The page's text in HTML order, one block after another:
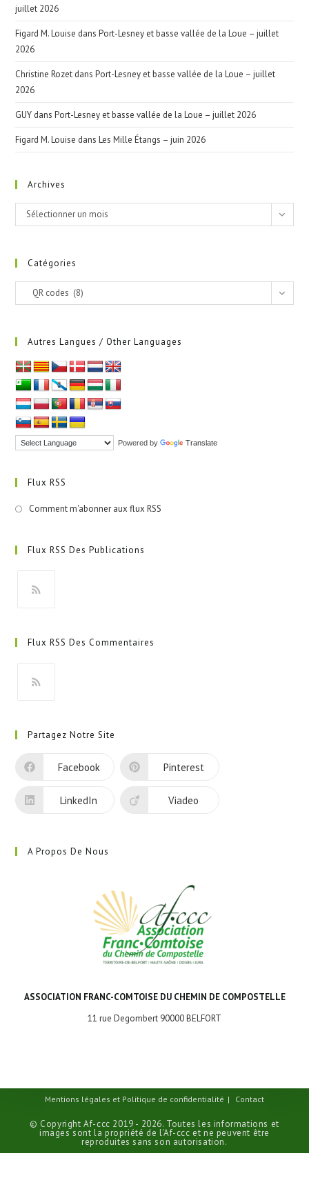
juillet 2026
Figard M. Louise dansPort-Lesney et basse vallée de la Loue – juillet
2026
Christine Rozet dansPort-Lesney et basse vallée de la Loue – juillet
2026
GUY dansPort-Lesney et basse vallée de la Loue – juillet 2026
Figard M. Louise dansLes Mille Étangs – juin 2026
Archives
Archives
Sélectionner un mois
Catégories
Catégories
QR codes (8)
Autres Langues / Other Languages
Powered by Translate
Flux RSS
Comment m'abonner aux flux RSS
Flux RSS Des Publications
un
onglet
Flux RSS Des Commentaires
un
nouvel
Partagez Notre Site
Facebook Pinterest
LinkedIn Viadeo
A Propos De Nous
ASSOCIATION FRANC-COMTOISE DU CHEMIN DE COMPOSTELLE
11 rue Degombert 90000 BELFORT
Mentions légales et Politique de confidentialité Contact
© Copyright Af-ccc 2019 - 2026. Toutes les informations et
images sont la propriété de l'Af-ccc et ne peuvent être
reproduites sans son autorisation.